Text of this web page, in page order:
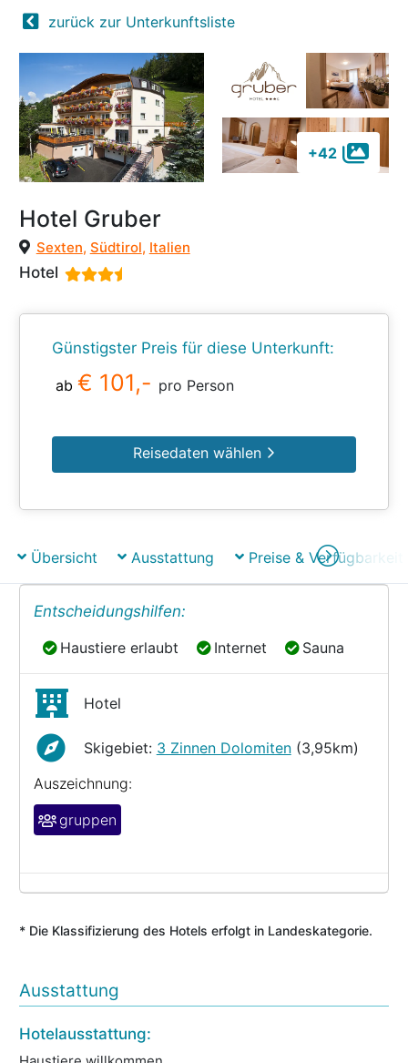
zurück zur Unterkunftsliste
+42
Hotel Gruber
Sexten, Südtirol, Italien
Hotel
Günstigster Preis für diese Unterkunft:
ab € 101,- pro Person
Reisedaten wählen
Übersicht Ausstattung Preise & Verfügbarkeit
Entscheidungshilfen:
Haustiere erlaubt
Haustiere erlaubt Internet
Internet Sauna
Sauna
Hotel
Skigebiet: 3 Zinnen Dolomiten(3,95km)
Auszeichnung:
gruppen
* Die Klassifizierung des Hotels erfolgt in Landeskategorie.
Ausstattung
Hotelausstattung: